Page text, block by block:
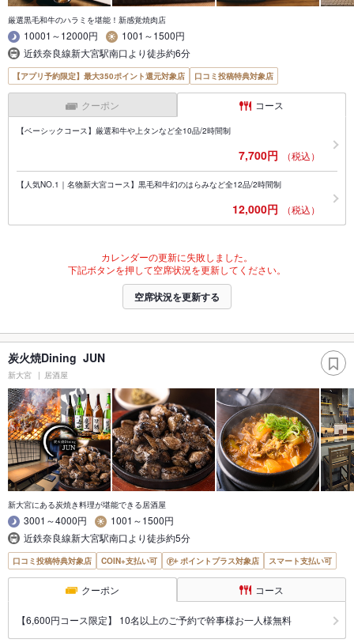
厳選黒毛和牛のハラミを堪能！新感覚焼肉店
10001～12000円
1001～1500円
近鉄奈良線新大宮駅南口より徒歩約6分
【アプリ予約限定】最大350ポイント還元対象店 口コミ投稿特典対象店
クーポン コース
【ベーシックコース】厳選和牛や上タンなど全10品/2時間制
7,700円 （税込）
【人気NO.1｜名物新大宮コース】黒毛和牛幻のはらみなど全12品/2時間制
12,000円 （税込）
カレンダーの更新に失敗しました。
下記ボタンを押して空席状況を更新してください。
空席状況を更新する
炭火焼Dining JUN
新大宮 居酒屋
新大宮にある炭焼き料理が堪能できる居酒屋
3001～4000円
1001～1500円
近鉄奈良線新大宮駅南口より徒歩約5分
口コミ投稿特典対象店 COIN+支払い可 ポイントプラス対象店 スマート支払い可
クーポン コース
【6,600円コース限定】 10名以上のご予約で幹事様お一人様無料